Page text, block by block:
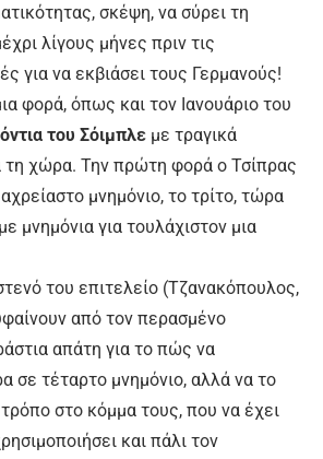
σκέψη, να σύρει τη
λίγους μήνες πριν τις
για να εκβιάσει τους Γερμανούς!
φορά, όπως και τον Ιανουάριο του
του Σόιμπλε με τραγικά
τη χώρα. Την πρώτη φορά ο Τσίπρας
μνημόνιο, το τρίτο, τώρα
μνημόνια για τουλάχιστον μια
του επιτελείο (Τζανακόπουλος,
από τον περασμένο
απάτη για το πώς να
σε τέταρτο μνημόνιο, αλλά να το
στο κόμμα τους, που να έχει
και πάλι τον